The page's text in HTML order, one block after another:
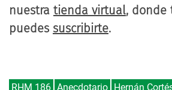
nuestra tienda virtual, donde
puedes suscribirte.
RHM 186 Anecdotario Hernán